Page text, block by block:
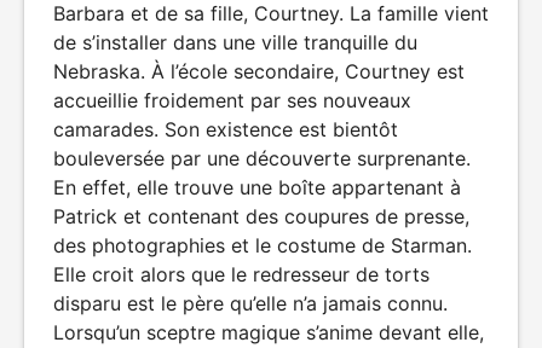
Barbara et de sa fille, Courtney. La famille vient
de s’installer dans une ville tranquille du
Nebraska. À l’école secondaire, Courtney est
accueillie froidement par ses nouveaux
camarades. Son existence est bientôt
bouleversée par une découverte surprenante.
En effet, elle trouve une boîte appartenant à
Patrick et contenant des coupures de presse,
des photographies et le costume de Starman.
Elle croit alors que le redresseur de torts
disparu est le père qu’elle n’a jamais connu.
Lorsqu’un sceptre magique s’anime devant elle,